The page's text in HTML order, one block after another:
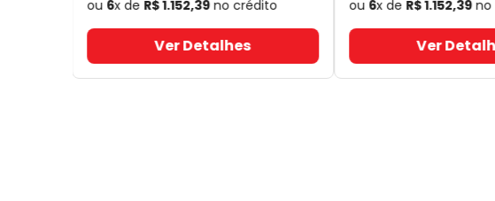
ou 6x de R$1.152,39no crédito
Ver Detalhes
ou 6x de R$1.152,39no
Ver